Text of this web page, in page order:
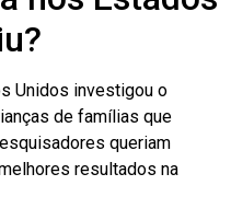
Unidos investigou o
de famílias que
queriam
resultados na